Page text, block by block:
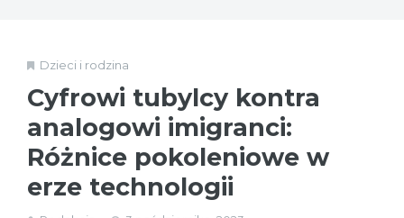
Dzieci i rodzina
Cyfrowi tubylcy kontra
analogowi imigranci:
Różnice pokoleniowe w
erze technologii